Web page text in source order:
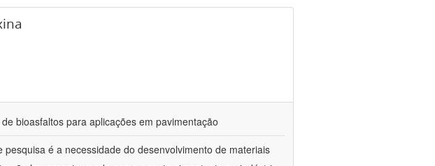
bioasfaltos para aplicações em pavimentação
é a necessidade do desenvolvimento de materiais